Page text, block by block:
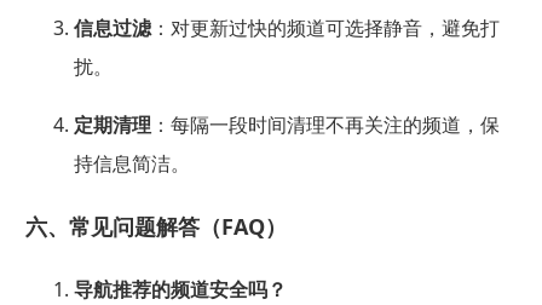
信息过滤：对更新过快的频道可选择静音，避免打
扰。
定期清理 ：每隔一段时间清理不再关注的频道，保
持信息简洁。
六、常见问题解答（FAQ）
导航推荐的频道安全吗？